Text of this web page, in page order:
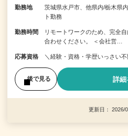
勤務地
茨城県水戸市、他県内/栃木
ト勤務
勤務時間
リモートワークのため、完全
合わせください。 ＜会社営…
応募資格 ＼経験・資格・学歴いっさい不
後で見る 詳細
更新日：